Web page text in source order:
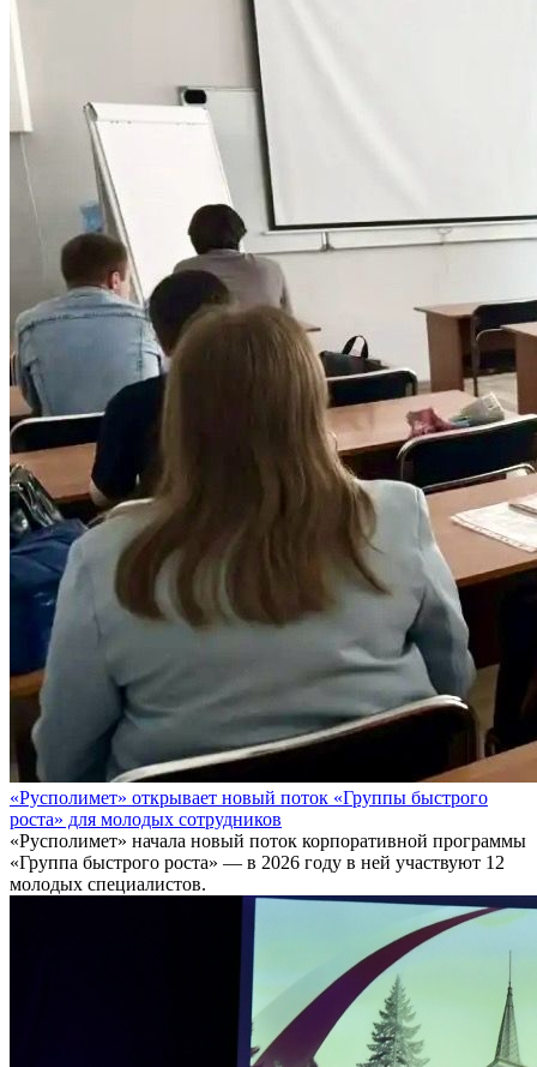
«Русполимет» открывает новый поток «Группы быстрого
роста» для молодых сотрудников
«Русполимет» начала новый поток корпоративной программы
«Группа быстрого роста» — в 2026 году в ней участвуют 12
молодых специалистов.